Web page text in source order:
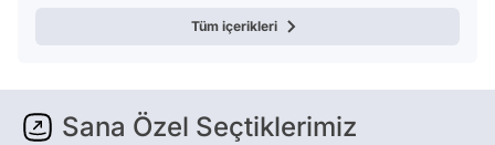
Tüm içerikleri
Sana Özel Seçtiklerimiz